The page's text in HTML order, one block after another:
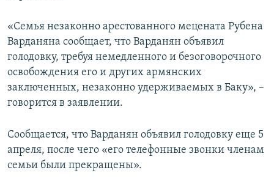
«Семья незаконно арестованного мецената Рубена
Варданяна сообщает, что Варданян объявил
голодовку, требуя немедленного и безоговорочного
освобождения его и других армянских
заключенных, незаконно удерживаемых в Баку», –
говорится в заявлении.
Сообщается, что Варданян объявил голодовку еще 5
апреля, после чего «его телефонные звонки членам
семьи были прекращены».